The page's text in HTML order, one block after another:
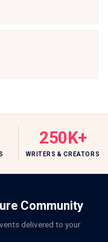
250K+
WRITERS & CREATORS
Community
delivered to your